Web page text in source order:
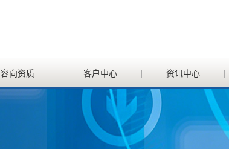
容向资质 客户中心 资讯中心